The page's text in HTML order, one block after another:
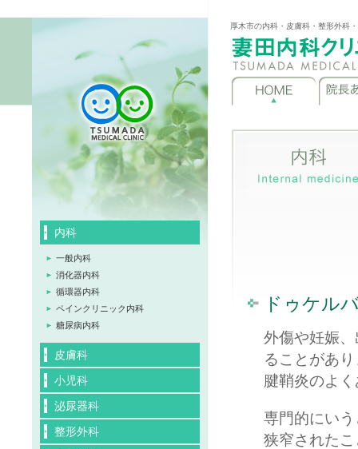
厚木市の内科・皮膚科・整形外科
ドゥケル
外傷や妊娠
ることがあ
腱鞘炎のよ
専門的にい
狭窄された
内科
一般内科
消化器内科
循環器内科
ペインクリニック内科
糖尿病内科
皮膚科
小児科
泌尿器科
整形外科